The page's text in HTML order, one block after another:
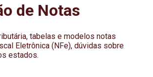
de Notas
tabelas e modelos notas
Eletrônica (NFe), dúvidas sobre
estados.